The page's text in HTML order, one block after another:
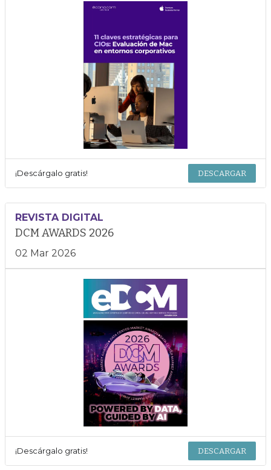
¡Descárgalo gratis! DESCARGAR
REVISTA DIGITAL
DCM AWARDS 2026
02 Mar 2026
¡Descárgalo gratis! DESCARGAR